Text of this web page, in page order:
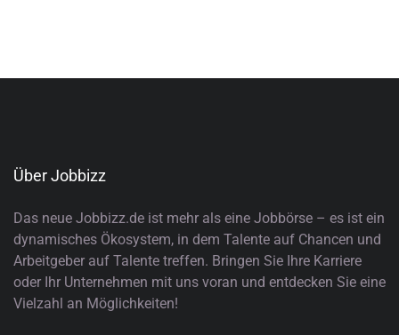
Über Jobbizz
Das neue Jobbizz.de ist mehr als eine Jobbörse – es ist ein
dynamisches Ökosystem, in dem Talente auf Chancen und
Arbeitgeber auf Talente treffen. Bringen Sie Ihre Karriere
oder Ihr Unternehmen mit uns voran und entdecken Sie eine
Vielzahl an Möglichkeiten!